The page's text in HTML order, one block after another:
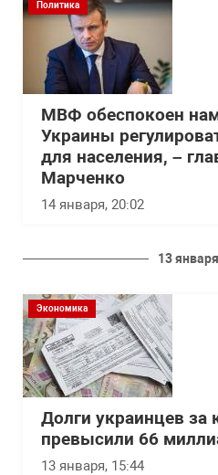
Политика
МВФ обеспокоен
Украины
для населения, –
Марченко
14 января, 20:02
13
Экономика
Долги украинцев за
превысили 66
13 января, 15:44